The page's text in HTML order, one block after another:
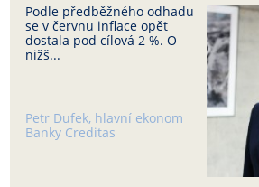
Podle předběžného odhadu
se v červnu inflace opět
dostala pod cílová 2 %. O
nižš...
Petr Dufek, hlavní ekonom
Banky Creditas